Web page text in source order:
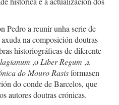
Pedro a reunir unha serie de
na composición doutras
historiográficas de diferente
,o Liber Regum ,a
do Mouro Rasisformasen
do conde de Barcelos, que
autores doutras crónicas.